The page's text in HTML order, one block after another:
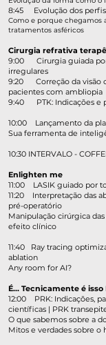
8:45 Evolução dos perfis
Como e porque chegamos
tratamentos asféricos
Cirurgia refrativa
9:00 Cirurgia guiada
irregulares
9:20 Correção da visão
pacientes com ambliopia
9:40 PTK: Indicações e
10:00 Lançamento da
Sua ferramenta de
10:30 INTERVALO -
Enlighten me
11:00 LASIK guiado por
11:20 Interpretação das
pré-operatório
Manipulação cirúrgica
efeito clínico
11:40 Ray tracing
ablation
Any room for AI?
É... Tecnicamente é isso
12:00 PRK: Indicações,
científicas | PRK
O que sabemos sobre a
Mitos e verdades sobre o